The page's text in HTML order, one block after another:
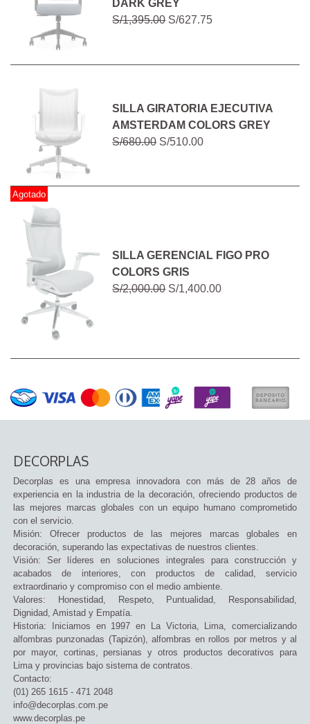
DARK GREY
S/1,395.00S/627.75
SILLA GIRATORIA EJECUTIVA
AMSTERDAM COLORS GREY
S/680.00S/510.00
Agotado
SILLA GERENCIAL FIGO PRO
COLORS GRIS
S/2,000.00S/1,400.00
DECORPLAS
Decorplas es una empresa innovadora con más de 28 años de
experiencia en la industria de la decoración, ofreciendo productos de
las mejores marcas globales con un equipo humano comprometido
con el servicio.
Misión: Ofrecer productos de las mejores marcas globales en
decoración, superando las expectativas de nuestros clientes.
Visión: Ser líderes en soluciones integrales para construcción y
acabados de interiores, con productos de calidad, servicio
extraordinario y compromiso con el medio ambiente.
Valores: Honestidad, Respeto, Puntualidad, Responsabilidad,
Dignidad, Amistad y Empatía.
Historia: Iniciamos en 1997 en La Victoria, Lima, comercializando
alfombras punzonadas (Tapizón), alfombras en rollos por metros y al
por mayor, cortinas, persianas y otros productos decorativos para
Lima y provincias bajo sistema de contratos.
Contacto:
(01) 265 1615 - 471 2048
info@decorplas.com.pe
www.decorplas.pe